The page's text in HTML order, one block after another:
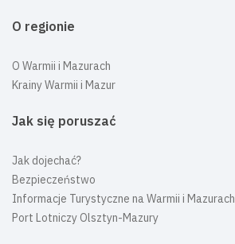
O regionie
O Warmii i Mazurach
Krainy Warmii i Mazur
Jak się poruszać
Jak dojechać?
Bezpieczeństwo
Informacje Turystyczne na Warmii i Mazurach
Port Lotniczy Olsztyn-Mazury